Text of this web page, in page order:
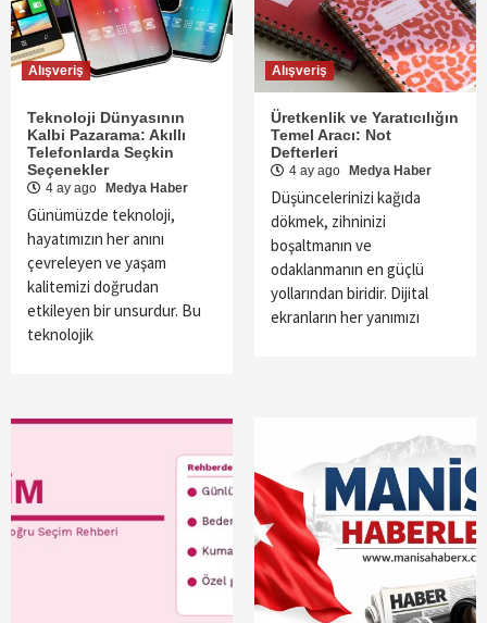
Alışveriş
Teknoloji Dünyasının
Kalbi Pazarama: Akıllı
Telefonlarda Seçkin
Seçenekler
4 ay ago Medya Haber
Günümüzde teknoloji,
hayatımızın her anını
çevreleyen ve yaşam
kalitemizi doğrudan
etkileyen bir unsurdur. Bu
teknolojik
Alışveriş
Üretkenlik ve Yaratıcılığın
Temel Aracı: Not
Defterleri
4 ay ago Medya Haber
Düşüncelerinizi kağıda
dökmek, zihninizi
boşaltmanın ve
odaklanmanın en güçlü
yollarından biridir. Dijital
ekranların her yanımızı